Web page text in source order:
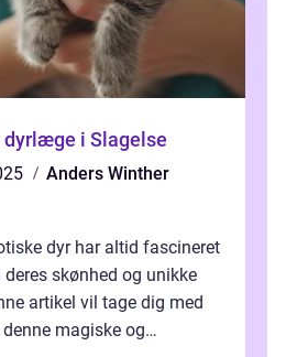
dyrlæge i Slagelse
Anders Winther
dyr har altid fascineret
deres skønhed og unikke
artikel vil tage dig med
magiske og